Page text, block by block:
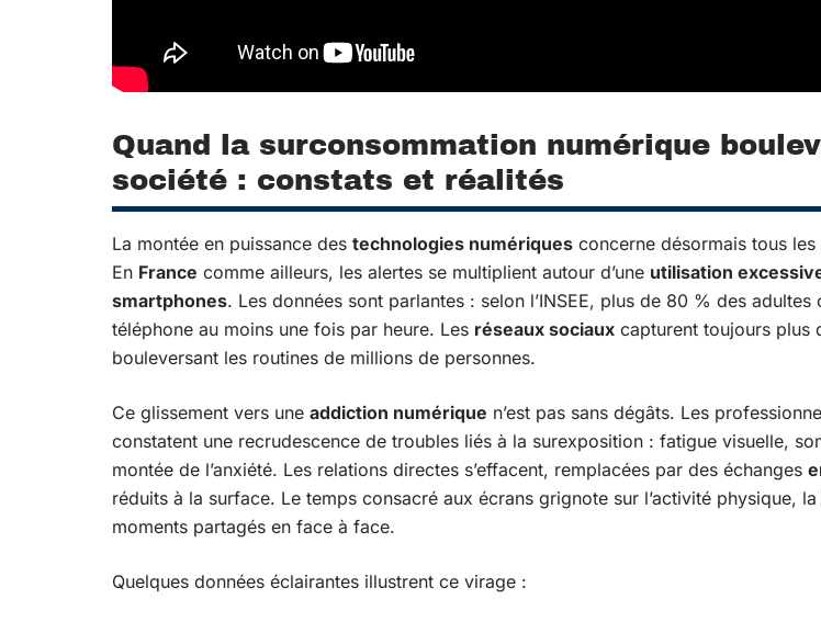
Quand la surconsommation numérique
société : constats et réalités
La montée en puissance des technologies numériques concerne désormais tous
En France comme ailleurs, les alertes se multiplient autour d’une utilisation
smartphones. Les données sont parlantes : selon l’INSEE, plus de 80 % des adultes
téléphone au moins une fois par heure. Les réseaux sociaux capturent toujours plus
bouleversant les routines de millions de personnes.
Ce glissement vers une addiction numérique n’est pas sans dégâts. Les
constatent une recrudescence de troubles liés à la surexposition : fatigue visuelle,
montée de l’anxiété. Les relations directes s’effacent, remplacées par des échanges
réduits à la surface. Le temps consacré aux écrans grignote sur l’activité physique,
moments partagés en face à face.
Quelques données éclairantes illustrent ce virage :